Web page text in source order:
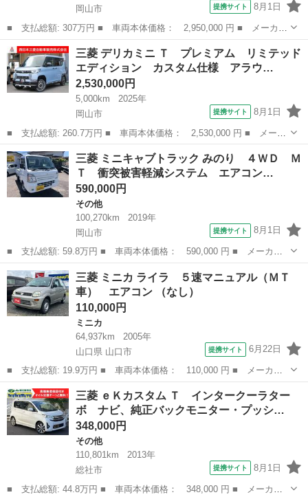
岡山市
提携サイト 8月1日
■ 支払総額: 307万円 ■ 車両本体価格： 2,950,000 円 ■ メーカー
名： 三菱 ■ 車種名： デリカミニ ■ グレード名： Ｔ プレミ
アム デリマルパッケージ 登録済未使用車 ４ＷＤ ルーフレー
ル １２．３...
岡山 岡山市 三菱
三菱 デリカミニ Ｔ プレミアム リミテッド
エディション カスタム仕様 アラウ…
2,530,000円
5,000km
2025年
岡山市
提携サイト 8月1日
■ 支払総額: 260.7万円 ■ 車両本体価格： 2,530,000 円 ■ メーカ
ー名： 三菱 ■ 車種名： デリカミニ ■ グレード名： Ｔ プレ
ミアム リミテッドエディション カスタム仕様 アラウンドビュー
カメラ ...
岡山 岡山市 三菱
三菱 ミニキャブトラック みのり ４ＷＤ Ｍ
Ｔ 衝突被害軽減システム エアコン…
590,000円
その他
100,270km
2019年
岡山市
提携サイト 8月1日
■ 支払総額: 59.8万円 ■ 車両本体価格： 590,000 円 ■ メーカー
名： 三菱 ■ 車種名： ミニキャブトラック ■ グレード名： み
のり ４ＷＤ ＭＴ 衝突被害軽減システム エアコン 運転席エア
バッグ 助手...
岡山 岡山市 その他
三菱 ミニカ ライラ ５速マニュアル（ＭＴ
車） エアコン （なし）
110,000円
ミニカ
64,937km
2005年
山口県 山口市
提携サイト 6月22日
■ 支払総額: 19.9万円 ■ 車両本体価格： 110,000 円 ■ メーカー
名： 三菱 ■ 車種名： ミニカ ■ グレード名： ライラ ５速マ
ニュアル（ＭＴ車） エアコン ■ 排気量： 660cc ■ ドア枚数：
3...
山口 山口市 ミニカ
三菱 ｅＫカスタム Ｔ インタークーラター
ボ ナビ、純正バックモニター・プッシ…
348,000円
その他
110,801km
2013年
総社市
提携サイト 8月1日
■ 支払総額: 44.8万円 ■ 車両本体価格： 348,000 円 ■ メーカー